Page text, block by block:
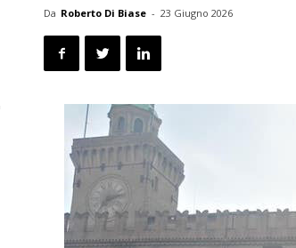
Da Roberto Di Biase - 23 Giugno 2026